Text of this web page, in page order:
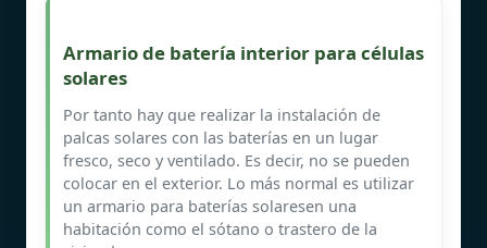
Armario de batería interior para células
solares
Por tanto hay que realizar la instalación de
palcas solares con las baterías en un lugar
fresco, seco y ventilado. Es decir, no se pueden
colocar en el exterior. Lo más normal es utilizar
un armario para baterías solaresen una
habitación como el sótano o trastero de la